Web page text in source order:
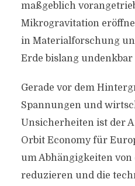
maßgeblich
Mikrogravitation
in Materialforschung
Erde bislang undenkbar
Gerade vor dem
Spannungen und
Unsicherheiten ist der
Orbit Economy für
um Abhängigkeiten
reduzieren und die